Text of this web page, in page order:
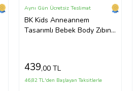
BK Kids Anneannem
Tasarımlı Bebek Body Zıbın -
Aynı Gün Ücretsiz Teslimat
439,00 TL
46,82 TL'den Başlayan Taksitlerle